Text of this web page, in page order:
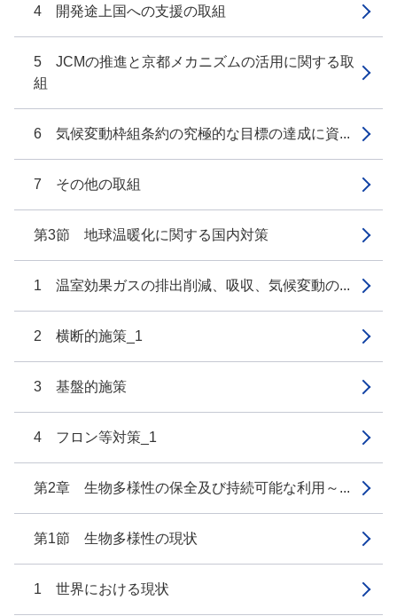
4 開発途上国への支援の取組
5 JCMの推進と京都メカニズムの活用に関する取
組
6 気候変動枠組条約の究極的な目標の達成に資...
7 その他の取組
第3節 地球温暖化に関する国内対策
1 温室効果ガスの排出削減、吸収、気候変動の...
2 横断的施策_1
3 基盤的施策
4 フロン等対策_1
第2章 生物多様性の保全及び持続可能な利用～...
第1節 生物多様性の現状
1 世界における現状